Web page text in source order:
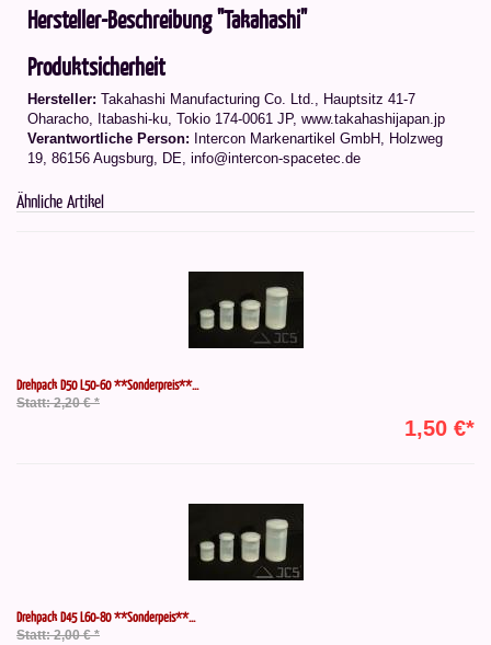
Hersteller-Beschreibung "Takahashi"
Produktsicherheit
Hersteller: Takahashi Manufacturing Co. Ltd., Hauptsitz 41-7
Oharacho, Itabashi-ku, Tokio 174-0061 JP, www.takahashijapan.jp
Verantwortliche Person: Intercon Markenartikel GmbH, Holzweg
19, 86156 Augsburg, DE, info@intercon-spacetec.de
Ähnliche Artikel
Drehpack D50 L50-60 **Sonderpreis**...
Statt: 2,20 € *
1,50 €*
Drehpack D45 L60-80 **Sonderpeis**...
Statt: 2,00 € *